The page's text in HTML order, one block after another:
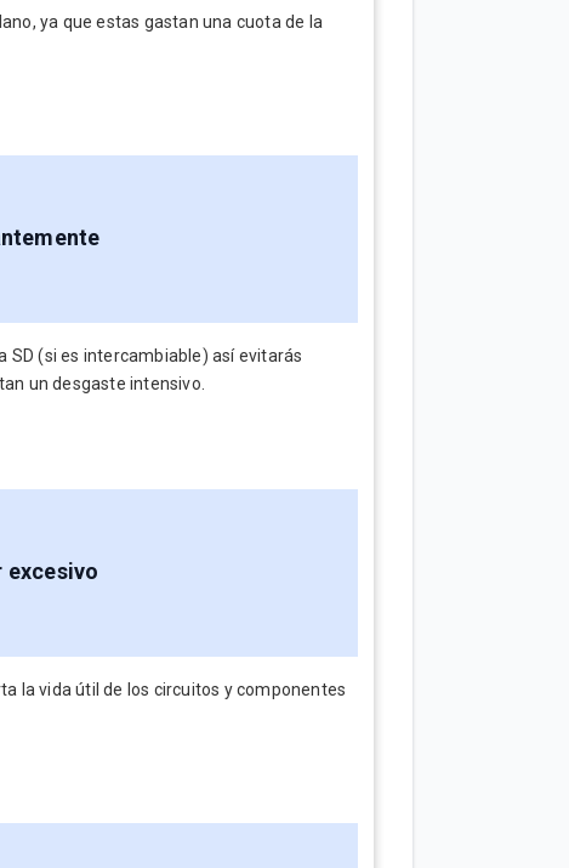
ya que estas gastan una cuota de la
SD (si es intercambiable) así evitarás
un desgaste intensivo.
excesivo
la vida útil de los circuitos y componentes